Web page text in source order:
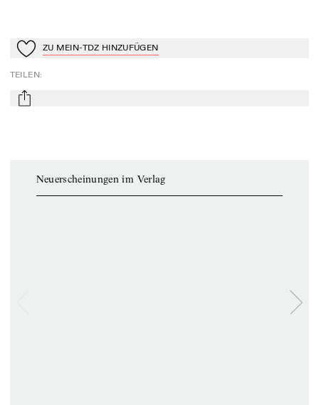
Zu Mein-TdZ hinzufügen
ZU MEIN-TDZ HINZUFÜGEN
TEILEN:
mail
Neuerscheinungen im Verlag